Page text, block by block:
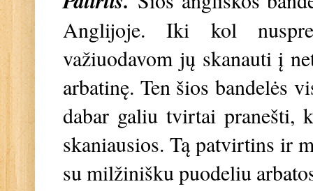
Anglijoje. Iki kol
važiuodavom jų skanauti į
arbatinę. Ten šios bandelės
dabar galiu tvirtai pranešti,
skaniausios. Tą patvirtins ir
su milžinišku puodeliu